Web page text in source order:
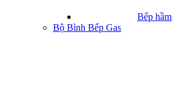
Bếp hầm
Bộ Bình Bếp Gas